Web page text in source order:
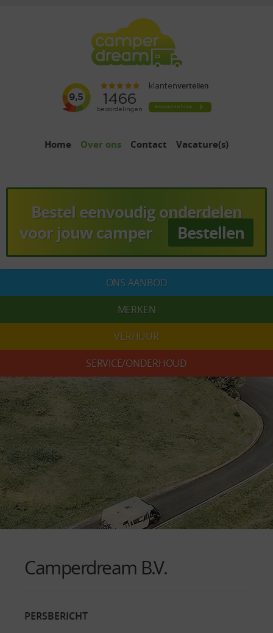
Home Over ons Contact Vacature(s)
Bestel eenvoudig onderdelen
voor jouw camper
Bestellen
ONS AANBOD
MERKEN
VERHUUR
SERVICE/ONDERHOUD
Camperdream B.V.
PERSBERICHT